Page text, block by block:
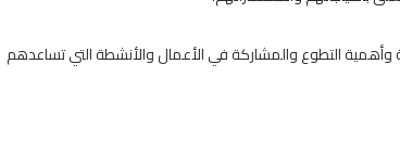
التطوع والمشاركة في الأعمال والأنشطة التي تساعدهم